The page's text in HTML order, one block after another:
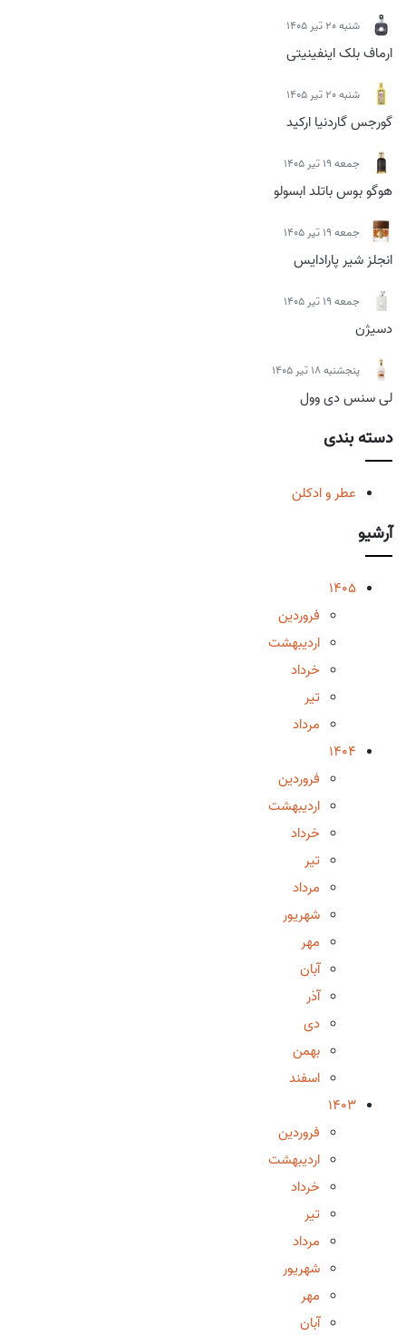
شنبه 20 تیر 1405
ارماف بلک اینفینیتی
شنبه 20 تیر 1405
گورجس گاردنیا ارکید
جمعه 19 تیر 1405
هوگو بوس باتلد ابسولو
جمعه 19 تیر 1405
انجلز شیر پارادایس
جمعه 19 تیر 1405
دسیژن
پنجشنبه 18 تیر 1405
لی سنس دی وول
دسته بندی
عطر و ادکلن
آرشیو
1405
فروردین
اردیبهشت
خرداد
تیر
مرداد
1404
فروردین
اردیبهشت
خرداد
تیر
مرداد
شهریور
مهر
آبان
آذر
دی
بهمن
اسفند
1403
فروردین
اردیبهشت
خرداد
تیر
مرداد
شهریور
مهر
آبان